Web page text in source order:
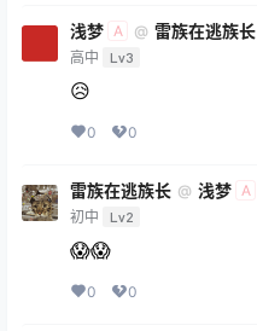
浅梦 A @ 雷族在逃族长
高中 Lv3
😥
0 0
雷族在逃族长 @ 浅梦 A
初中
Lv2
😱😱
0 0